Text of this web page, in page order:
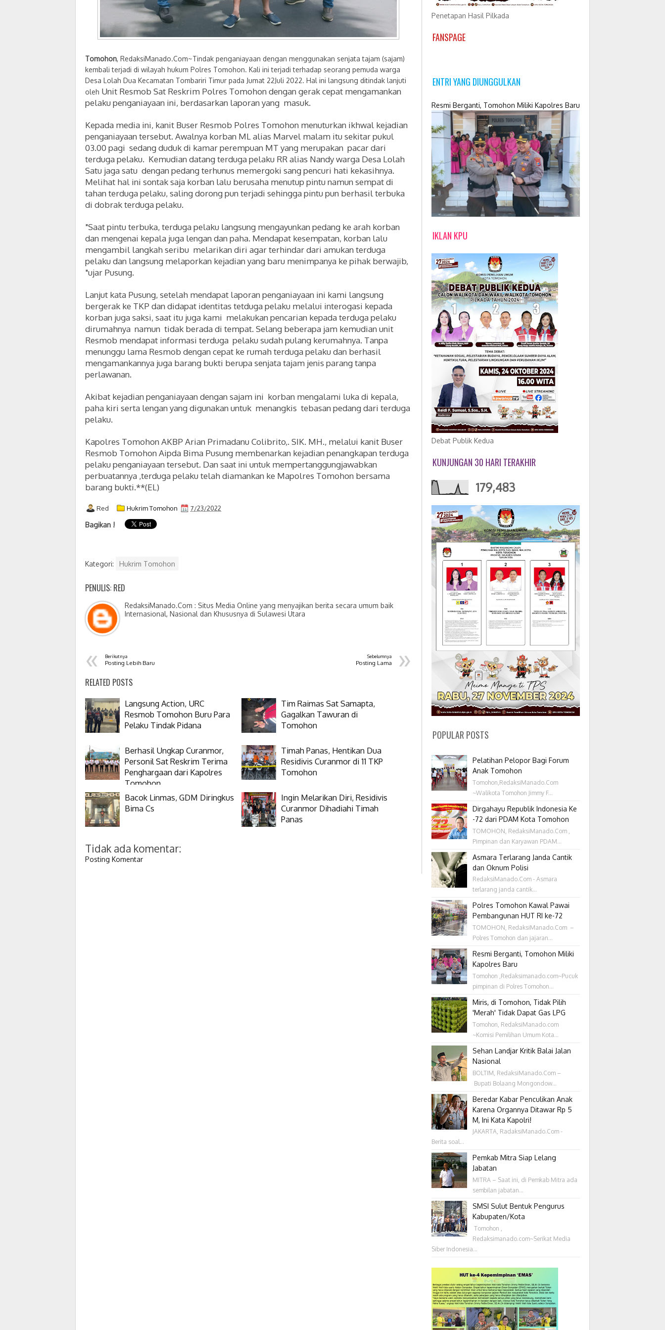
Tomohon, RedaksiManado.Com~Tindak penganiayaan dengan menggunakan senjata tajam (sajam)
kembali terjadi di wilayah hukum Polres Tomohon. Kali ini terjadi terhadap seorang pemuda warga
Desa Lolah Dua Kecamatan Tombariri Timur pada Jumat 22Juli 2022. Hal ini langsung ditindak lanjuti
oleh Unit Resmob Sat Reskrim Polres Tomohon dengan gerak cepat mengamankan
pelaku penganiayaan ini, berdasarkan laporan yang masuk.
Kepada media ini, kanit Buser Resmob Polres Tomohon menuturkan ikhwal kejadian
penganiayaan tersebut. Awalnya korban ML alias Marvel malam itu sekitar pukul
03.00 pagi sedang duduk di kamar perempuan MT yang merupakan pacar dari
terduga pelaku. Kemudian datang terduga pelaku RR alias Nandy warga Desa Lolah
Satu jaga satu dengan pedang terhunus memergoki sang pencuri hati kekasihnya.
Melihat hal ini sontak saja korban lalu berusaha menutup pintu namun sempat di
tahan terduga pelaku, saling dorong pun terjadi sehingga pintu pun berhasil terbuka
di dobrak terduga pelaku.
"Saat pintu terbuka, terduga pelaku langsung mengayunkan pedang ke arah korban
dan mengenai kepala juga lengan dan paha. Mendapat kesempatan, korban lalu
mengambil langkah seribu melarikan diri agar terhindar dari amukan terduga
pelaku dan langsung melaporkan kejadian yang baru menimpanya ke pihak berwajib,
"ujar Pusung.
Lanjut kata Pusung, setelah mendapat laporan penganiayaan ini kami langsung
bergerak ke TKP dan didapat identitas tetduga pelaku melalui interogasi kepada
korban juga saksi, saat itu juga kami melakukan pencarian kepada terduga pelaku
dirumahnya namun tidak berada di tempat. Selang beberapa jam kemudian unit
Resmob mendapat informasi terduga pelaku sudah pulang kerumahnya. Tanpa
menunggu lama Resmob dengan cepat ke rumah terduga pelaku dan berhasil
mengamankannya juga barang bukti berupa senjata tajam jenis parang tanpa
perlawanan.
Akibat kejadian penganiayaan dengan sajam ini korban mengalami luka di kepala,
paha kiri serta lengan yang digunakan untuk menangkis tebasan pedang dari terduga
pelaku.
Kapolres Tomohon AKBP Arian Primadanu Colibrito,. SIK. MH., melalui kanit Buser
Resmob Tomohon Aipda Bima Pusung membenarkan kejadian penangkapan terduga
pelaku penganiayaan tersebut. Dan saat ini untuk mempertanggungjawabkan
perbuatannya ,terduga pelaku telah diamankan ke Mapolres Tomohon bersama
barang bukti.**(EL)
Red Hukrim Tomohon 7/23/2022
Bagikan !
Kategori: Hukrim Tomohon
PENULIS: RED
RedaksiManado.Com : Situs Media Online yang menyajikan berita secara umum baik
Internasional, Nasional dan Khususnya di Sulawesi Utara
« Berikutnya
Posting Lebih Baru »
Sebelumnya
Posting Lama
RELATED POSTS
Langsung Action, URC
Resmob Tomohon Buru Para
Pelaku Tindak Pidana
Tim Raimas Sat Samapta,
Gagalkan Tawuran di
Tomohon
Berhasil Ungkap Curanmor,
Personil Sat Reskrim Terima
Penghargaan dari Kapolres
Tomohon
Timah Panas, Hentikan Dua
Residivis Curanmor di 11 TKP
Tomohon
Bacok Linmas, GDM Diringkus
Bima Cs
Ingin Melarikan Diri, Residivis
Curanmor Dihadiahi Timah
Panas
Tidak ada komentar:
Posting Komentar
Penetapan Hasil Pilkada
FANSPAGE
ENTRI YANG DIUNGGULKAN
Resmi Berganti, Tomohon Miliki Kapolres Baru
IKLAN KPU
Debat Publik Kedua
KUNJUNGAN 30 HARI TERAKHIR
179,483
POPULAR POSTS
Pelatihan Pelopor Bagi Forum
Anak Tomohon
Tomohon,RedaksiManado.Com
~Walikota Tomohon Jimmy F...
Dirgahayu Republik Indonesia Ke
-72 dari PDAM Kota Tomohon
TOMOHON, RedaksiManado.Com ,
Pimpinan dan Karyawan PDAM...
Asmara Terlarang Janda Cantik
dan Oknum Polisi
RedaksiManado.Com - Asmara
terlarang janda cantik...
Polres Tomohon Kawal Pawai
Pembangunan HUT RI ke-72
TOMOHON, RedaksiManado.Com –
Polres Tomohon dan jajaran...
Resmi Berganti, Tomohon Miliki
Kapolres Baru
Tomohon ,Redaksimanado.com~Pucuk
pimpinan di Polres Tomohon...
Miris, di Tomohon, Tidak Pilih
'Merah' Tidak Dapat Gas LPG
Tomohon, RedaksiManado.com
~Komisi Pemilihan Umum Kota...
Sehan Landjar Kritik Balai Jalan
Nasional
BOLTIM, RedaksiManado.Com –
Bupati Bolaang Mongondow...
Beredar Kabar Penculikan Anak
Karena Organnya Ditawar Rp 5
M, Ini Kata Kapolri!
JAKARTA, RadaksiManado.Com -
Berita soal...
Pemkab Mitra Siap Lelang
Jabatan
MITRA – Saat ini, di Pemkab Mitra ada
sembilan jabatan...
SMSI Sulut Bentuk Pengurus
Kabupaten/Kota
‎ Tomohon ,
Redaksimanado.com~Serikat Media
Siber Indonesia...